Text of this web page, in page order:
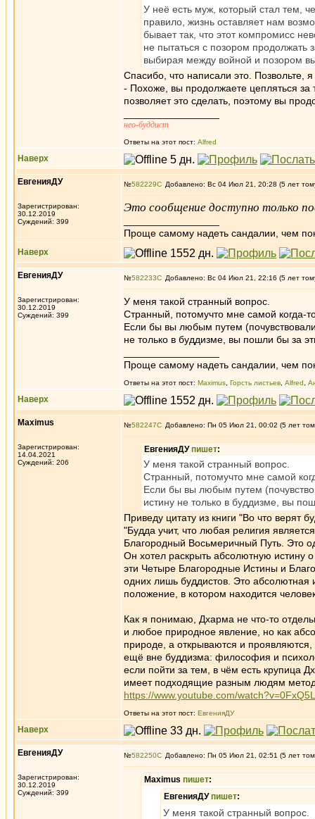
У неё есть муж, который стал тем,
правило, жизнь оставляет нам
бывает так, что этот компромисс
не пытаться с позором продолжать
выбирая между войной и позором
Спасибо, что написали это. Позвольте,
- Похоже, вы продолжаете цепляться
позволяет это сделать, поэтому вы
нео-буддист
Ответы на этот пост: Alfred
Наверх
ЕвгенияДУ
Зарегистрирован:
30.12.2019
Суждений: 399
№582229 Добавлено: Вс 04 Июл 21, 20:28 (5 лет
Это сообщение доступно только
Проще самому надеть сандалии, чем
Наверх
ЕвгенияДУ
Зарегистрирован:
30.12.2019
Суждений: 399
№582233 Добавлено: Вс 04 Июл 21, 22:16 (5 лет
У меня такой странный вопрос.
Странный, потомучто мне самой когда-
Если бы вы любым путем
не только в буддизме, вы пошли бы за
Проще самому надеть сандалии, чем
Ответы на этот пост: Maximus Горсть листьев Alfred
Наверх
Maximus
Зарегистрирован:
14.04.2021
Суждений: 206
№582247 Добавлено: Пн 05 Июл 21, 00:02 (5 лет
ЕвгенияДУпишет:
У меня такой странный вопрос.
Странный, потомучто мне самой
Если бы вы любым путем
истину не только в буддизме, вы
Приведу цитату из книги "Во что верят
"Будда учит, что любая религия
Благородный Восьмеричный Путь. Это
Он хотел раскрыть абсолютную
эти Четыре Благородные Истины и
одних лишь буддистов. Это абсолютная
положение, в котором находится
Как я понимаю, Дхарма не что-то
и любое природное явление, но как
природе, а открываются и
ещё вне буддизма: философия и
если пойти за тем, в чём есть крупица
имеет подходящие разным людям
https://www.youtube.com/
Ответы на этот пост: ЕвгенияДУ
Наверх
ЕвгенияДУ
Зарегистрирован:
30.12.2019
Суждений: 399
№582250 Добавлено: Пн 05 Июл 21, 02:51 (5 лет
Maximus пишет:
ЕвгенияДУпишет:
У меня такой странный вопрос.